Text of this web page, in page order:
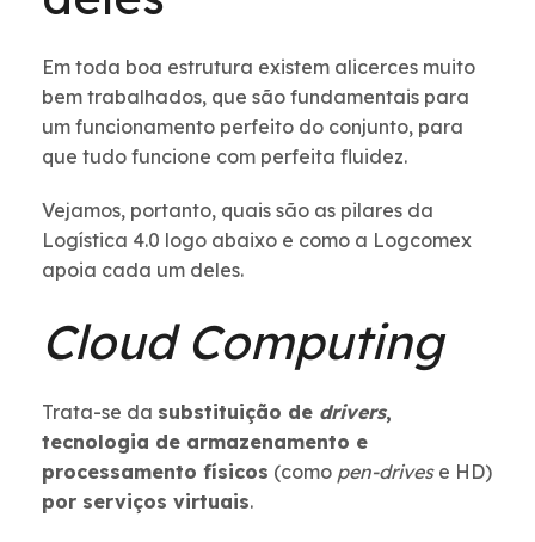
Em toda boa estrutura existem alicerces muito
bem trabalhados, que são fundamentais para
um funcionamento perfeito do conjunto, para
que tudo funcione com perfeita fluidez.
Vejamos, portanto, quais são as pilares da
Logística 4.0 logo abaixo e como a Logcomex
apoia cada um deles.
Cloud Computing
Trata-se da substituição de drivers,
tecnologia de armazenamento e
processamento físicos (como pen-drivese HD)
por serviços virtuais.